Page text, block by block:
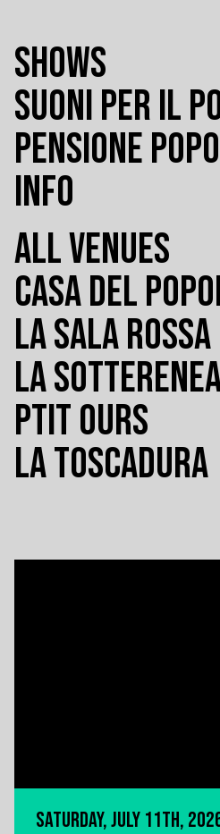
SHOWS
SUONI PER IL
PENSIONE
INFO
ALL VENUES
CASA DEL
LA SALA ROSSA
LA
PTIT OURS
LA TOSCADURA
SATURDAY, JULY 11TH,